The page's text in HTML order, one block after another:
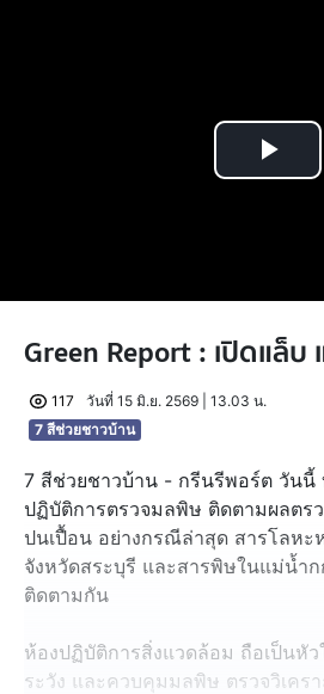
Play
Green Report : เปิดแล็
117
วันที่ 15 มิ.ย. 2569 | 13.03 น.
7 สีช่วยชาวบ้าน
7 สีช่วยชาวบ้าน - กรีนรีพอร์ต วันนี้
ปฏิบัติการตรวจมลพิษ ติดตามผลตรว
ปนเปื้อน อย่างกรณีล่าสุด สารโลหะ
จังหวัดสระบุรี และสารพิษในแม่น้ำก
ติดตามกัน
ห้องปฏิบัติการสิ่งแวดล้อม ถือเป็นหัว
ระวัง และควบคุมมลพิษ ตรวจวิเคร